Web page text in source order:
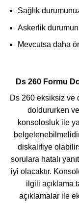
Sağlık
Askerlik
Mevcutsa daha
Ds 260 Formu
Ds 260 eksiksiz ve
doldururken
konsolosluk ile
diskalifiye
sorulara hatalı
iyi olacaktır.
ilgili açıklama
açıklamalar ile